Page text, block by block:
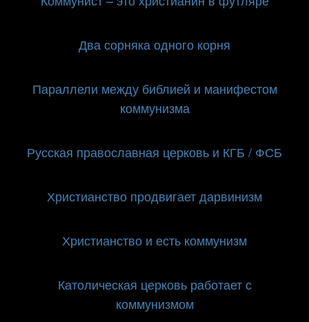
Два сорняка одного корня
Параллели между библией и манифестом
коммунизма
Русская православная церковь и КГБ / ФСБ
Христианство продвигает дарвинизм
Христианство и есть коммунизм
Католическая церковь работает с
коммунизмом